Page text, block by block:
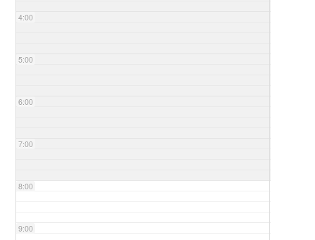
4:00
5:00
6:00
7:00
8:00
9:00